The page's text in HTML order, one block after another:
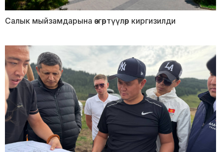
Салык мыйзамдарына өзгөртүүлөр киргизилди